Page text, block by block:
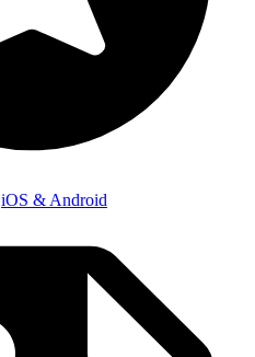
iOS & Android